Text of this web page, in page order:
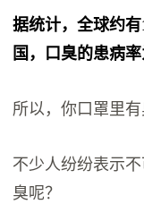
据统计，全球约
国，口臭的患病率
所以，你口罩里
不少人纷纷表示
臭呢？